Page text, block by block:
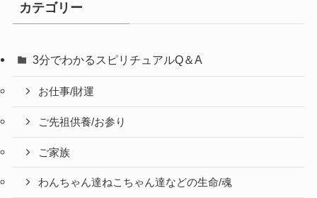
カテゴリー
3分でわかるスピリチュアルQ＆A
お仕事/財運
ご先祖供養/お参り
ご家族
わんちゃん達ねこちゃん達などの生命/魂